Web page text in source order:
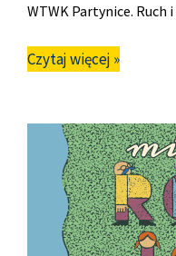
WTWK Partynice. Ruch
Czytaj więcej »